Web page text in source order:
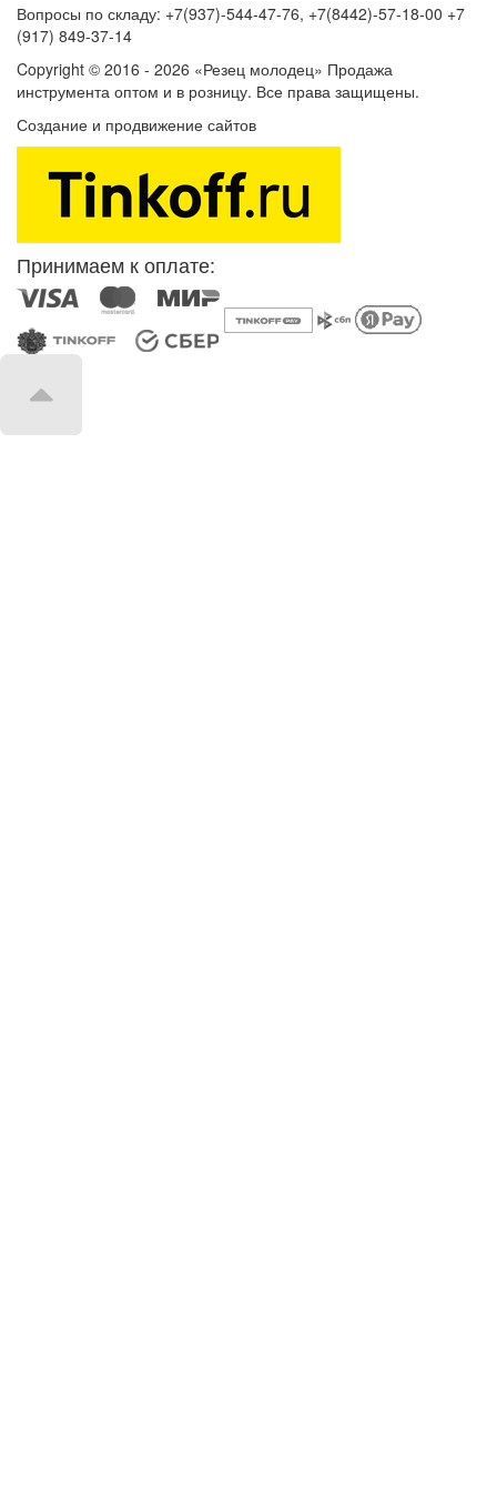
Вопросы по складу: +7(937)-544-47-76, +7(8442)-57-18-00 +7
(917) 849-37-14
Copyright © 2016 - 2026 «Резец молодец» Продажа
инструмента оптом и в розницу. Все права защищены.
Создание и продвижение сайтов
Принимаем к оплате: